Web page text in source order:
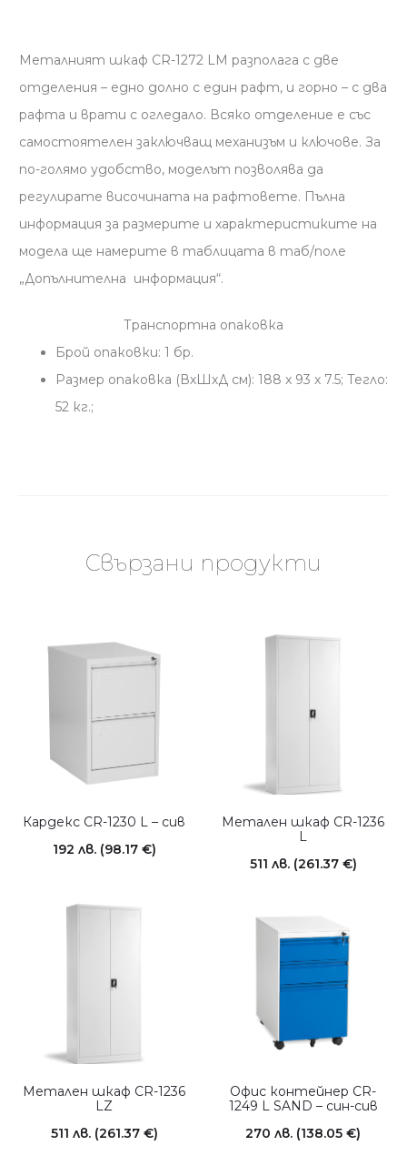
Металният шкаф CR-1272 LM разполага с две
отделения – едно долно с един рафт, и горно – с два
рафта и врати с огледало. Всяко отделение е със
самостоятелен заключващ механизъм и ключове. За
по-голямо удобство, моделът позволява да
регулирате височината на рафтовете. Пълна
информация за размерите и характеристиките на
модела ще намерите в таблицата в таб/поле
„Допълнителна информация“.
Транспортна опаковка
Брой опаковки: 1 бр.
Размер опаковка (ВхШхД см): 188 x 93 x 7.5; Тегло:
52 кг.;
Свързани продукти
Кардекс CR-1230 L – сив
192 лв. (98.17 €)
Метален шкаф CR-1236
L
511 лв. (261.37 €)
Метален шкаф CR-1236
LZ
511 лв. (261.37 €)
Офис контейнер CR-
1249 L SAND – син-сив
270 лв. (138.05 €)